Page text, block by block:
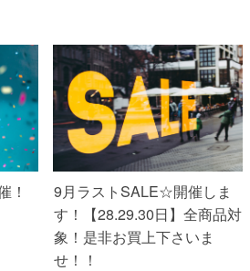
！
9月ラストSALE☆開催しま
す！【28.29.30日】全商品対
象！是非お買上下さいま
せ！！